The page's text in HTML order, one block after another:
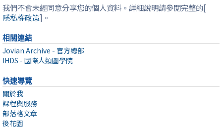
我們不會未經同意分享您的個人資料。詳細說明請參閱完整的[
隱私權政策]。
相關連結
Jovian Archive - 官方總部
IHDS - 國際人類圖學院
快速導覽
關於我
課程與服務
部落格文章
後花園